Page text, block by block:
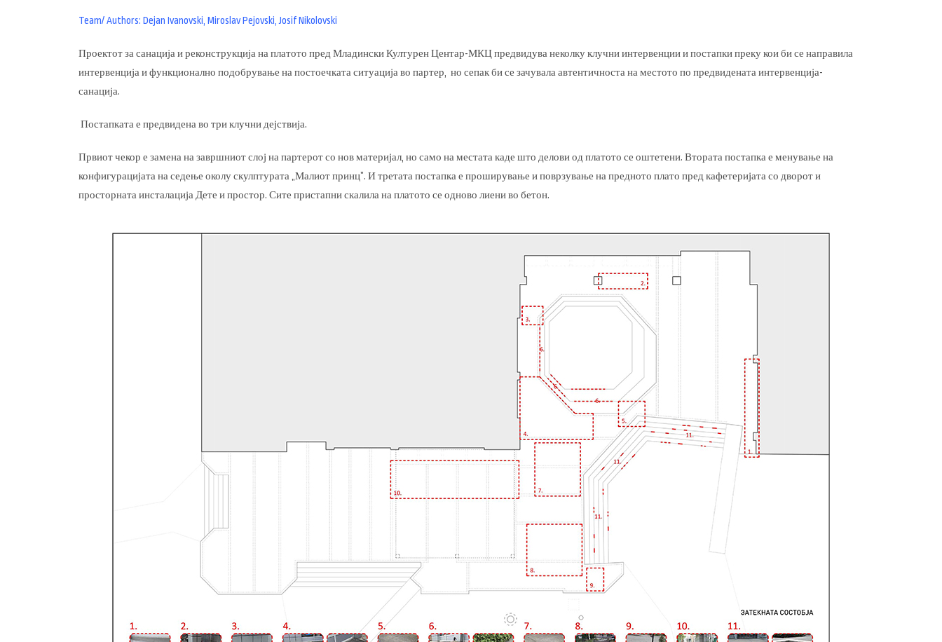
Team/ Authors: Dejan Ivanovski, Miroslav Pejovski, Josif Nikolovski
Проектот за санација и реконструкција на платото пред Младински Културен Центар-МКЦ предвидува неколку клучни интервенции и постапки преку кои би се направила
интервенција и функционално подобрување на постоечката ситуација во партер, но сепак би се зачувала автентичноста на местото по предвидената интервенција-
санација.
Постапката е предвидена во три клучни дејствија.
Првиот чекор е замена на завршниот слој на партерот со нов материјал, но само на местата каде што делови од платото се оштетени. Втората постапка е менување на
конфигурацијата на седење околу скулптурата „Малиот принц”. И третата постапка е проширување и поврзување на предното плато пред кафетеријата со дворот и
просторната инсталација Дете и простор. Сите пристапни скалила на платото се одново лиени во бетон.